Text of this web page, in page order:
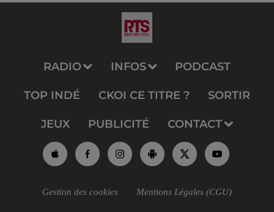
RADIO INFOS PODCAST
TOP INDÉ CKOI CE TITRE ? SORTIR
JEUX PUBLICITÉ CONTACT
Gestion des cookies Mentions Légales (CGU)